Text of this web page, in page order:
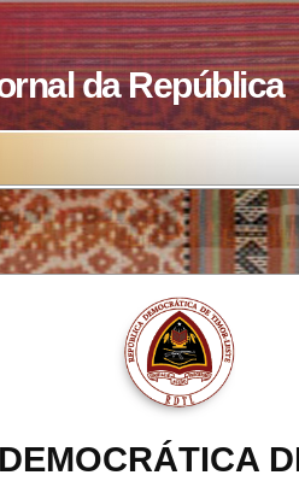
da República